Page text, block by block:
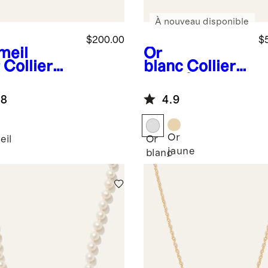
Collier
$200.00
Or
blanc Collier
avec barre
graduée à
diamants de
laboratoire
À nouveau disponible
4.9
Or
blanc
Or
jaune